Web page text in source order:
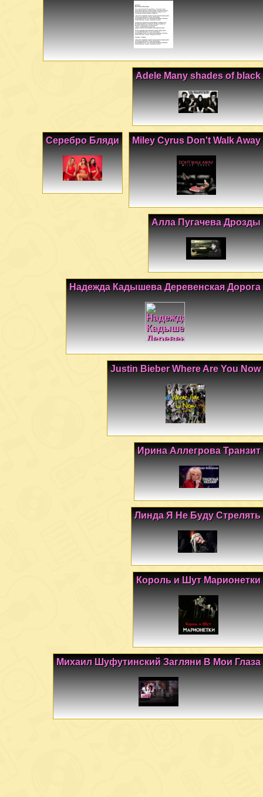
Adele Many shades of black
Miley Cyrus Don't Walk Away
Серебро Бляди
Алла Пугачева Дрозды
Надежда Кадышева Деревенская Дорога
Justin Bieber Where Are You Now
Ирина Аллегрова Транзит
Линда Я Не Буду Стрелять
Король и Шут Марионетки
Михаил Шуфутинский Загляни В Мои Глаза